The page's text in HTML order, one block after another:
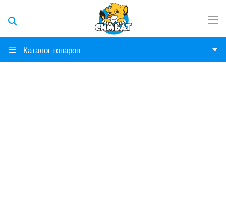
Каталог товаров